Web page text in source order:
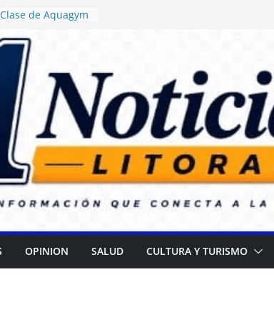
de Aquagym
ordenó
de alimentos con
en escuelas
Daniel Rossi
Centro de Salud
II
campaña para
cataratas
Gran
Día de las
OPINION SALUD CULTURA Y TURISMO